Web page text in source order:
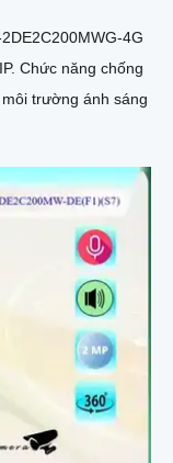
4G
trường ánh sáng